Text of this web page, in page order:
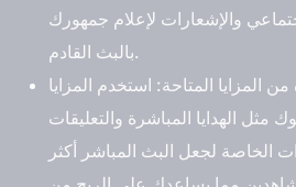
والإشعارات لإعلام جمهورك
بالبث القادم.
المزايا المتاحة: استخدم المزايا
مثل الهدايا المباشرة والتعليقات
الخاصة لجعل البث المباشر أكثر